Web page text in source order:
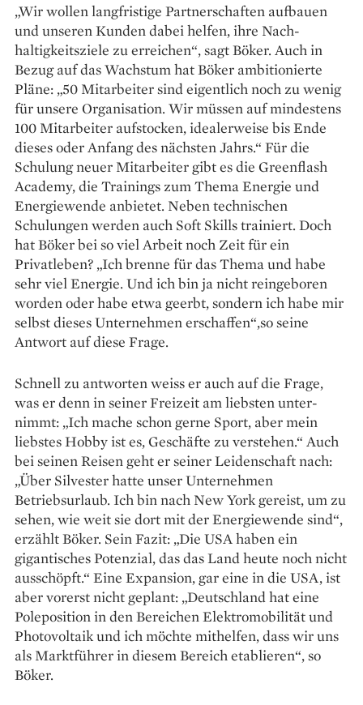
„Wir wollen langfristige Partner­schaften aufbauen
und ­unseren Kunden dabei helfen, ihre Nach­
haltigkeitsziele zu erreichen“, sagt Böker. Auch in
Bezug auf das Wachstum hat Böker ambitionierte
Pläne: „50 Mitarbeiter sind eigentlich noch zu wenig
für unsere Organisation. Wir müssen auf mindes­tens
100 Mitarbeiter auf­stocken, idealerweise bis Ende
dieses oder Anfang des nächsten Jahrs.“ Für die
Schulung neuer Mitarbeiter gibt es die Greenflash
Academy, die Trainings zum Thema Energie und
Energiewende anbietet. Neben technischen
Schulungen werden auch Soft Skills trainiert. Doch
hat Böker bei so viel Arbeit noch Zeit für ein
Privatleben? „Ich brenne für das Thema und habe
sehr viel Energie. Und ich bin ja nicht reingeboren
worden oder habe etwa geerbt, sondern ich habe mir
selbst dieses Unternehmen erschaffen“,so seine
Antwort auf diese Frage.
Schnell zu antworten weiss er auch auf die Frage,
was er denn in ­seiner Freizeit am liebsten unter­
nimmt: „Ich mache schon gerne Sport, aber mein
liebstes Hobby ist es, ­Geschäfte zu verstehen.“ Auch
bei seinen Reisen geht er seiner Leiden­schaft nach:
„Über Silvester hatte unser Unternehmen
Betriebsurlaub. Ich bin nach New York gereist, um zu
sehen, wie weit sie dort mit der Energiewende sind“,
erzählt Böker. Sein Fazit: „Die USA haben ein
gigantisches ­Potenzial, das das Land heute noch nicht
ausschöpft.“ Eine Expansion, gar eine in die USA, ist
aber vorerst nicht ­geplant: „Deutschland hat eine
Poleposition in den Bereichen Elektro­mobilität und
Photovoltaik und ich möchte mithelfen, dass wir uns
als Marktführer in diesem Bereich etablieren“, so
Böker.